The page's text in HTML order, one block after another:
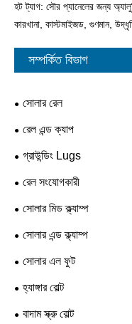
হট ট্যাগ: সৌর প্যানেলের জন্য
কারখানা, কাস্টমাইজড, গুণমান,
সম্পর্কিত বিভাগ
সোলার রেল
রেল এন্ড ক্যাপ
গ্রাউন্ডিং Lugs
রেল সংযোগকারী
সোলার মিড ক্ল্যাম্প
সোলার এন্ড ক্ল্যাম্প
সোলার এল ফুট
হ্যাঙ্গার বোল্ট
বাদাম স্ক্রু বোল্ট